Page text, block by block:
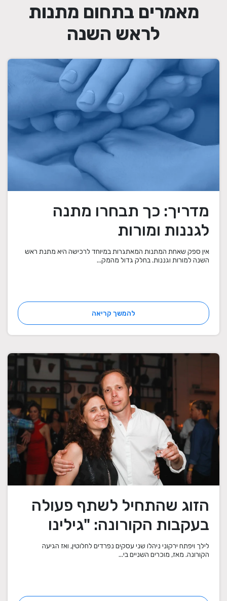
מאמרים בתחום מתנות
לראש השנה
מדריך: כך תבחרו מתנה
לגננות ומורות
אין ספק שאחת המתנות המאתגרות במיוחד לרכישה היא מתנת ראש
השנה למורות וגננות. בחלק גדול מהמק...
להמשך קריאה
הזוג שהתחיל לשתף פעולה
בעקבות הקורונה: "גילינו
שהמוצרים שלנו משלימים"
לילך ויפתח ירקוני ניהלו שני עסקים נפרדים לחלוטין, ואז הגיעה
הקורונה. מאז, מוכרים השניים בי...